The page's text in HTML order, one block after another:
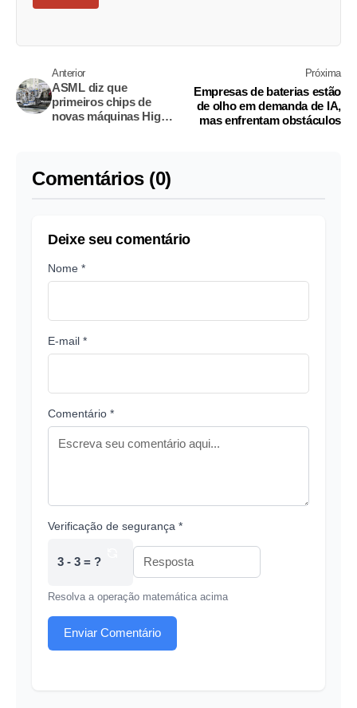
Anterior
ASML diz que
primeiros chips de
novas máquinas High-
Próxima
Empresas de baterias estão
de olho em demanda de IA,
mas enfrentam obstáculos
Comentários (0)
Deixe seu comentário
Nome *
E-mail *
Comentário *
Verificação de segurança *
3 - 3 = ?
Resolva a operação matemática acima
Enviar Comentário